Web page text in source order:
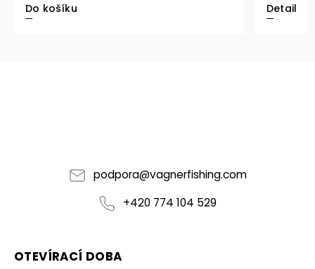
Do košíku Detail
podpora@vagnerfishing.com
+420 774 104 529
OTEVÍRACÍ DOBA